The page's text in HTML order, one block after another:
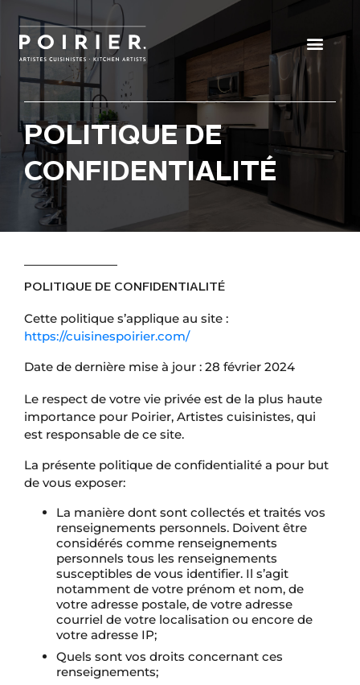
POLITIQUE DE
CONFIDENTIALITÉ
POLITIQUE DE CONFIDENTIALITÉ
Cette politique s’applique au site :
https://cuisinespoirier.com/
Date de dernière mise à jour : 28 février 2024
Le respect de votre vie privée est de la plus haute
importance pour Poirier, Artistes cuisinistes, qui
est responsable de ce site.
La présente politique de confidentialité a pour but
de vous exposer:
La manière dont sont collectés et traités vos
renseignements personnels. Doivent être
considérés comme renseignements
personnels tous les renseignements
susceptibles de vous identifier. Il s’agit
notamment de votre prénom et nom, de
votre adresse postale, de votre adresse
courriel de votre localisation ou encore de
votre adresse IP;
Quels sont vos droits concernant ces
renseignements;